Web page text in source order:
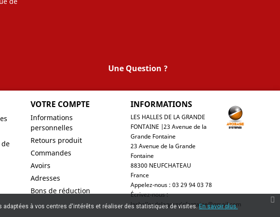
Une Question ?
VOTRE COMPTE
Informations
personnelles
Retours produit
Commandes
Avoirs
Adresses
Bons de réduction
INFORMATIONS
LES HALLES DE LA GRANDE
FONTAINE |23 Avenue de la
Grande Fontaine
23 Avenue de la Grande
Fontaine
88300 NEUFCHATEAU
France
Appelez-nous : 03 29 94 03 78
Écrivez-nous :
leshallesdelagrandefontaine@gmail.com
adaptées à vos centres d'intérêts et réaliser des statistiques de visites.En savoir plus.